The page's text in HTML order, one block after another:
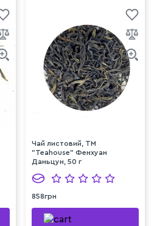
Чай листовий, ТМ
"Teahouse" Фенхуан
Даньцун, 50 г
858грн